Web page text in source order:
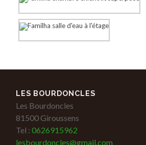
LES BOURDONCLES
Les Bourdoncles
81500 Giroussens
Tel : 0626915962
lesbourdoncles@gmail.com